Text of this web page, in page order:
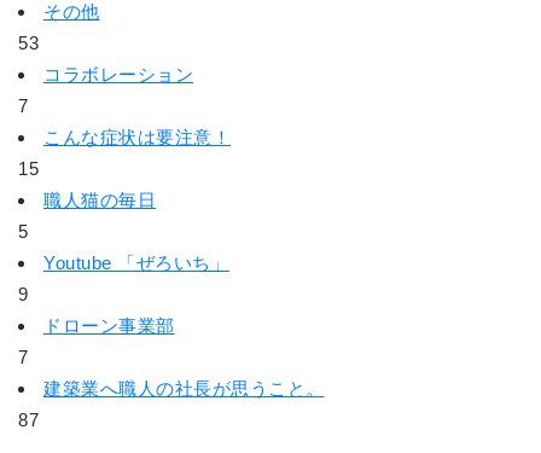
その他
53
コラボレーション
7
こんな症状は要注意！
15
職人猫の毎日
5
Youtube 「ぜろいち」
9
ドローン事業部
7
建築業へ職人の社長が思うこと。
87